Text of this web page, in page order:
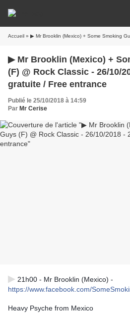
Accueil » ▶ Mr Brooklin (Mexico) + Some Smoking Guys (F) @ Rock Classic
▶ Mr Brooklin (Mexico) +
(F) @ Rock Classic - 26/10/
gratuite / Free entrance
Publié le 25/10/2018 à 14:59
Par Mr Cerise
▶ 21h00 - Mr Brooklin (Mexico) -
https://www.facebook.com/
Heavy Psyche from Mexico